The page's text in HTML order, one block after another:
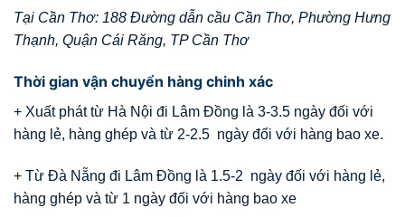
Tại Cần Thơ: 188 Đường dẫn cầu Cần Thơ, Phường Hưng
Thạnh, Quận Cái Răng, TP Cần Thơ
Thời gian vận chuyển hàng chinh xác
+ Xuất phát từ Hà Nội đi Lâm Đồng là 3-3.5 ngày đối với
hàng lẻ, hàng ghép và từ 2-2.5 ngày đối với hàng bao xe.
+ Từ Đà Nẵng đi Lâm Đồng là 1.5-2 ngày đối với hàng lẻ,
hàng ghép và từ 1 ngày đối với hàng bao xe